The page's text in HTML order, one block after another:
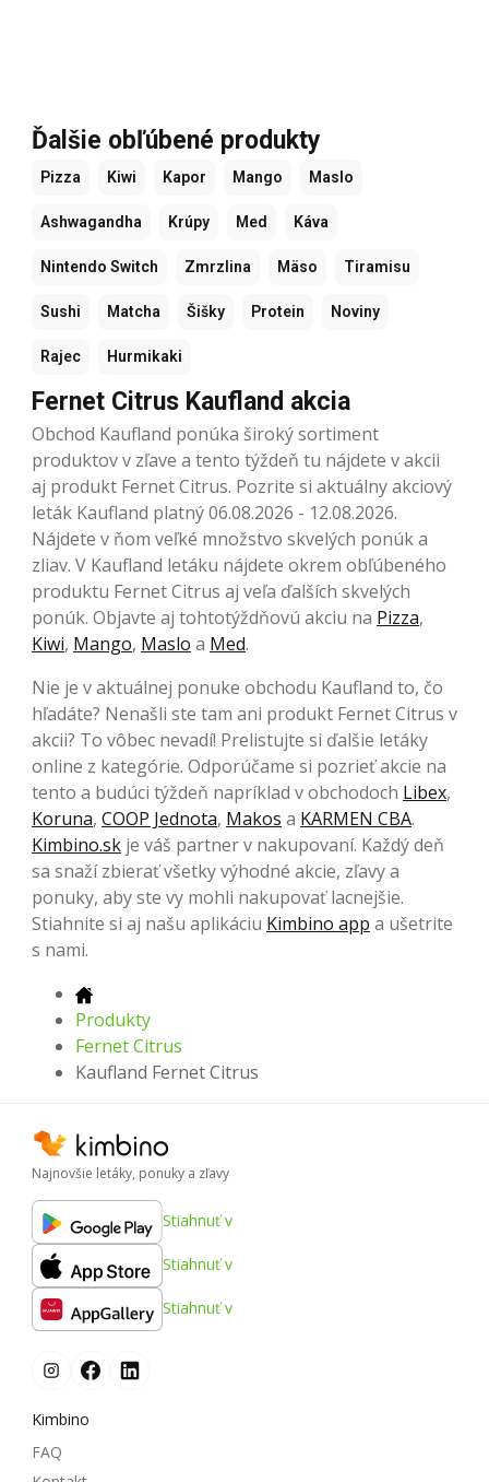
Ďalšie obľúbené produkty
Pizza Kiwi Kapor Mango Maslo
Ashwagandha Krúpy Med Káva
Nintendo Switch Zmrzlina Mäso Tiramisu
Sushi Matcha Šišky Protein Noviny
Rajec Hurmikaki
Fernet Citrus Kaufland akcia
Obchod Kaufland ponúka široký sortiment
produktov v zľave a tento týždeň tu nájdete v akcii
aj produkt Fernet Citrus. Pozrite si aktuálny akciový
leták Kaufland platný 06.08.2026 - 12.08.2026.
Nájdete v ňom veľké množstvo skvelých ponúk a
zliav. V Kaufland letáku nájdete okrem obľúbeného
produktu Fernet Citrus aj veľa ďalších skvelých
ponúk. Objavte aj tohtotýždňovú akciu na Pizza,
Kiwi, Mango, Maslo a Med.
Nie je v aktuálnej ponuke obchodu Kaufland to, čo
hľadáte? Nenašli ste tam ani produkt Fernet Citrus v
akcii? To vôbec nevadí! Prelistujte si ďalšie letáky
online z kategórie. Odporúčame si pozrieť akcie na
tento a budúci týždeň napríklad v obchodoch Libex,
Koruna, COOP Jednota, Makos a KARMEN CBA.
Kimbino.sk je váš partner v nakupovaní. Každý deň
sa snaží zbierať všetky výhodné akcie, zľavy a
ponuky, aby ste vy mohli nakupovať lacnejšie.
Stiahnite si aj našu aplikáciu Kimbino app a ušetrite
s nami.
Produkty
Fernet Citrus
Kaufland Fernet Citrus
Najnovšie letáky, ponuky a zľavy
Stiahnuť v
Stiahnuť v
Stiahnuť v
Kimbino
FAQ